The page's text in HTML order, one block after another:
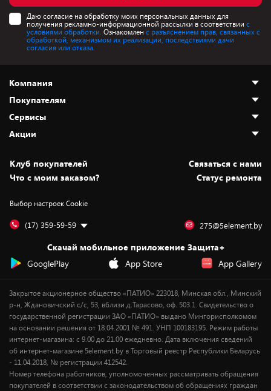
Даю согласие на обработку моих персональных данных для
получения рекламно-информационной рассылки в соответствии с
условиями обработки. Ознакомлен с разъяснением прав, связанных с
обработкой, механизмом их реализации, последствиями дачи
согласия или отказа.
Компания
О нас
Адреса магазинов
Новости
Статьи и обзоры
Вакансии
Дай пять добру!
Покупателям
Как сделать заказ
Оплата и доставка
Безналичный расчёт
Обмен и возврат товара
Обработка персональных данных
Подарочные карты
Сервисы
Установка техники
Для игровых консолей
Для мобильных устройств
Для компьютеров
Сервисные центры
Акции
Скидки и промокоды
Белорусские товары
Бонусы
Оплата частями
Уценка
Клуб покупателей
Cвязаться с нами
Что с моим заказом?
Статус ремонта
Выбор настроек Cookie
(17) 359-59-59 275@5element.by
Скачай мобильное приложение Защита+
GooglePlay
App Store App Gallery
Закрытое акционерное общество «ПАТИО» 223018, Минская обл., Минский
р-н, Ждановичский с/с, 53, вблизи д.Тарасово, оф. 503.1. Свидетельство о
государственной регистрации ЗАО «ПАТИО» выдано Мингорисполкомом
на основании решения от 18.04.2001 № 491. УНП 100183195. Режим работы
интернет-магазина: с 9.00 до 21.00 ежедневно. Дата включения сведений
об интернет-магазине 5element.by в Торговый реестр Республики Беларусь
- 11.04.2018, № регистрации 412542.
Номер телефона работников, уполномоченных рассматривать обращения
покупателей в соответствии с законодательством об обращениях граждан